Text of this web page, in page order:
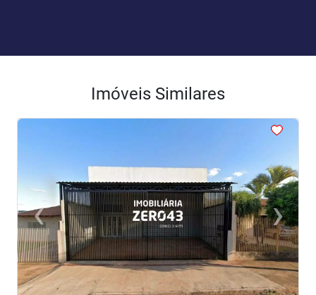
Imóveis Similares
<
‹Previous ›Next